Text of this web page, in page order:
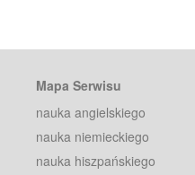
Mapa Serwisu
nauka angielskiego
nauka niemieckiego
nauka hiszpańskiego